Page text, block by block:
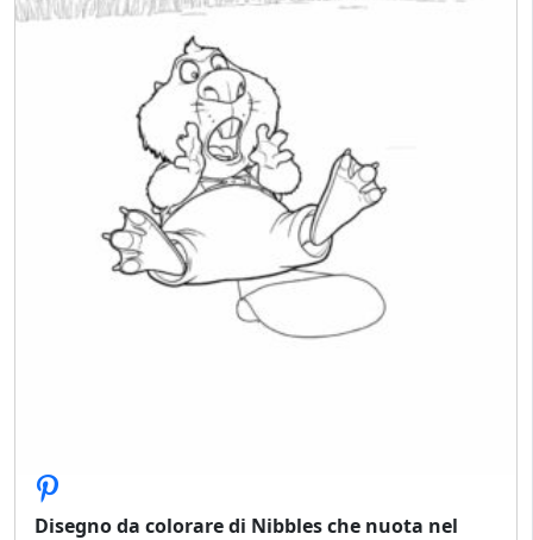
Disegno da colorare di Nibbles che nuota nel